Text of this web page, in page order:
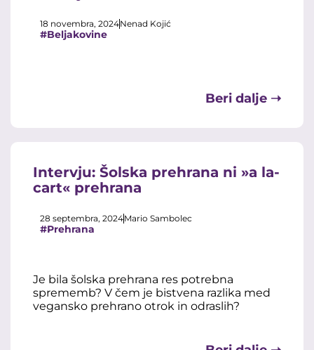
18 novembra, 2024Nenad Kojić
#Beljakovine
Beri dalje ➝
Intervju: Šolska prehrana ni »a la-
cart« prehrana
28 septembra, 2024Mario Sambolec
#Prehrana
Je bila šolska prehrana res potrebna
sprememb? V čem je bistvena razlika med
vegansko prehrano otrok in odraslih?